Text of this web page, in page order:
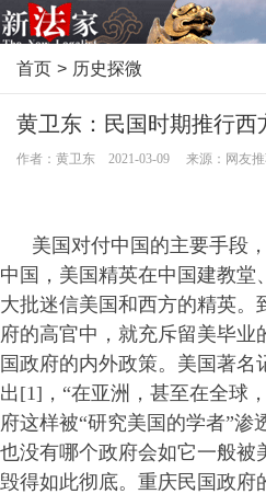
首页 > 历史探微
黄卫东：民国时期推行西
作者：黄卫东 2021-03-09 来源：网友
美国对付中国的主要手段
中国，美国精英在中国建教堂
大批迷信美国和西方的精英。
府的高官中，就充斥留美毕业
国政府的内外政策。美国著名
出[1]，“在亚洲，甚至在全球
府这样被“研究美国的学者”渗
也没有哪个政府会如它一般被
毁得如此彻底。重庆民国政府